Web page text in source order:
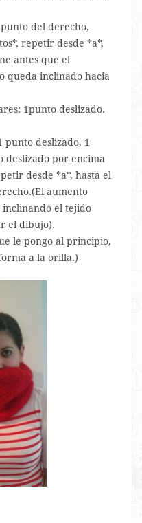
del derecho,
repetir desde *a*,
antes que el
queda inclinado hacia
1punto deslizado.
punto deslizado, 1
deslizado por encima
desde *a*, hasta el
aumento
inclinando el tejido
el dibujo).
le pongo al principio,
a la orilla.)